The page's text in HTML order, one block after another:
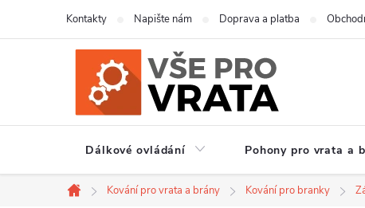
Kontakty Napište nám Doprava a platba
Dálkové ovládání Pohony pro vrata a
Domů
Kování pro vrata a brány Kování pro branky